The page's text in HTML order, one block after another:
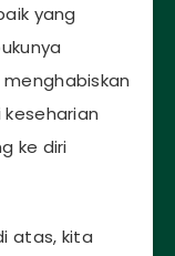
yang
ke diri
atas, kita